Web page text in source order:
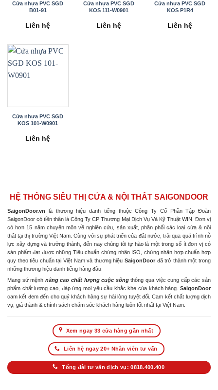
Cửa nhựa PVC SGD
B01-91
Liên hệ
Cửa nhựa PVC SGD
KOS 111-W0901
Liên hệ
Cửa nhựa PVC SGD
KOS P1R4
Liên hệ
Cửa nhựa PVC SGD
KOS 101-W0901
Liên hệ
HỆ THỐNG SIÊU THỊ CỬA & NỘI THẤT SAIGONDOOR
SaigonDoor.vn là thương hiệu danh tiếng thuộc Công Ty Cổ Phần Tập Đoàn
SaigonDoor có tiền thân là Công Ty CP Thương Mại Dịch Vụ Và Kỹ Thuật WIN, Đơn vị
có hơn 15 năm chuyên môn về nghiên cứu, sản xuất, phân phối các loại cửa & nội
thất tại thị trường Việt Nam. Cùng với sự phát triển của đất nước, trải qua quá trình nỗ
lực xây dựng và trưởng thành, đến nay chúng tôi tự hào là một trong số ít đơn vị có
sản phẩm đạt được những Tiêu chuẩn chứng nhận ISO, chứng nhận hợp chuẩn hợp
quy theo tiêu chuẩn tại Việt Nam và thương hiệu SaigonDoor đã trở thành một trong
những thương hiệu danh tiếng hàng đầu.
Mang sứ mệnh nâng cao chất lượng cuộc sốngthông qua việc cung cấp các sản
phẩm chất lượng cao, đáp ứng mọi yêu cầu khắc khe của khách hàng. SaigonDoor
cam kết đem đến cho quý khách hàng sự hài lòng tuyệt đối. Cam kết chất lượng dịch
vụ, giá thành & chính sách chăm sóc khách hàng luôn tốt nhất tại Việt Nam.
Xem ngay 33 cửa hàng gần nhất
Liên hệ ngay 20+ Nhân viên tư vấn
Tổng đài tư vấn dịch vụ: 0818.400.400